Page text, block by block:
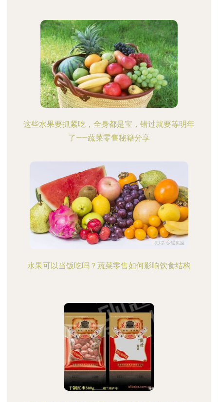
这些水果要抓紧吃，全身都是宝，错过就要等明年
了——蔬菜零售秘籍分享
水果可以当饭吃吗？蔬菜零售如何影响饮食结构